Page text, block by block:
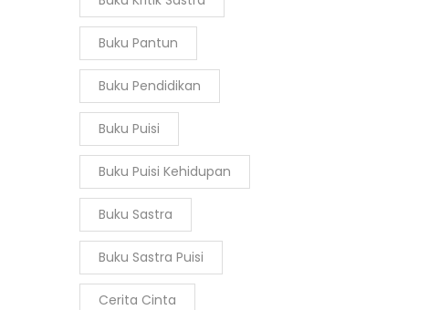
Buku Pantun
Buku Pendidikan
Buku Puisi
Buku Puisi Kehidupan
Buku Sastra
Buku Sastra Puisi
Cerita Cinta